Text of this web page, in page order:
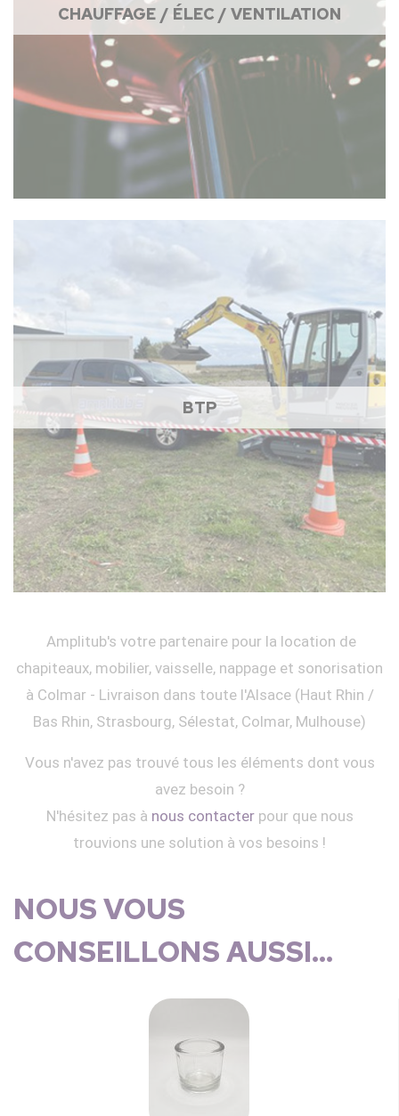
CHAUFFAGE / ÉLEC / VENTILATION
BTP
Amplitub's votre partenaire pour la location de
chapiteaux, mobilier, vaisselle, nappage et sonorisation
à Colmar - Livraison dans toute l'Alsace (Haut Rhin /
Bas Rhin, Strasbourg, Sélestat, Colmar, Mulhouse)
Vous n'avez pas trouvé tous les éléments dont vous
avez besoin ?
N'hésitez pas à nous contacterpour que nous
trouvions une solution à vos besoins !
NOUS VOUS
CONSEILLONS AUSSI...